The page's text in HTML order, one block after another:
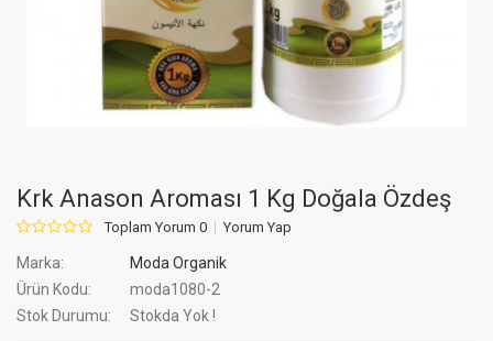
Krk Anason Aroması 1 Kg Doğala Özdeş
Toplam Yorum 0 Yorum Yap
Marka:
Moda Organik
Ürün Kodu:
moda1080-2
Stok Durumu:
Stokda Yok !